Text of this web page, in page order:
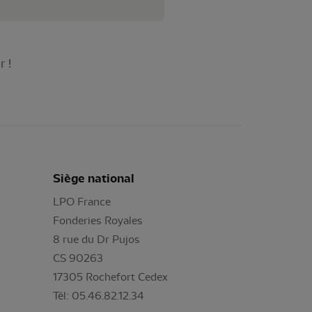
!
Siège national
LPO France
Fonderies Royales
8 rue du Dr Pujos
CS 90263
17305 Rochefort Cedex
Tél: 05.46.82.12.34